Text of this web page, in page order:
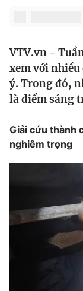
Thế giới
Tin tức
Câu chuyện
Tài chính
Dữ liệu và đời
Hậu trường
Giải trí
Âm nhạc
Đời sống
VTV.vn -
xem với
ý. Trong đó,
là điểm sáng
Giải cứu thành
nghiêm trọng